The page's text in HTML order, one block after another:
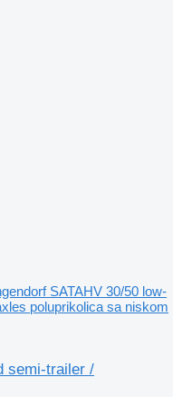
SATAHV 30/50 low-
poluprikolica sa niskom
semi-trailer /